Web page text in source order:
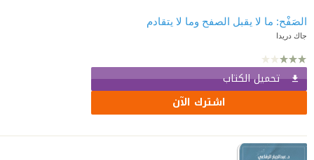
الصَفْح: ما لا يقبل الصفح وما لا يتقادم
جاك دريدا
تحميل الكتاب
اشترك الآن